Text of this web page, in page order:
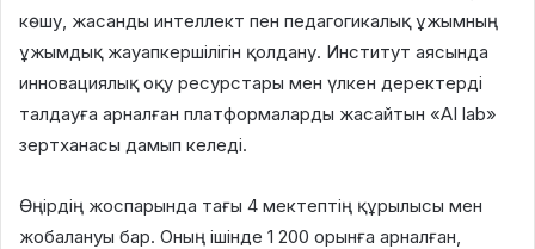
көшу, жасанды интеллект пен педагогикалық ұжымның
ұжымдық жауапкершілігін қолдану. Институт аясында
инновациялық оқу ресурстары мен үлкен деректерді
талдауға арналған платформаларды жасайтын «AI lab»
зертханасы дамып келеді.
Өңірдің жоспарында тағы 4 мектептің құрылысы мен
жобалануы бар. Оның ішінде 1 200 орынға арналған,